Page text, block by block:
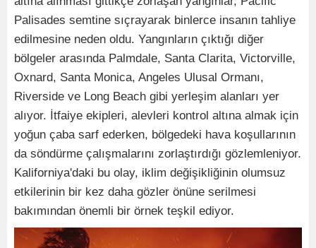
Palisades semtine sıçrayarak binlerce insanın tahliye
edilmesine neden oldu. Yangınların çıktığı diğer
bölgeler arasında Palmdale, Santa Clarita, Victorville,
Oxnard, Santa Monica, Angeles Ulusal Ormanı,
Riverside ve Long Beach gibi yerleşim alanları yer
alıyor. İtfaiye ekipleri, alevleri kontrol altına almak için
yoğun çaba sarf ederken, bölgedeki hava koşullarının
da söndürme çalışmalarını zorlaştırdığı gözlemleniyor.
Kaliforniya'daki bu olay, iklim değişikliğinin olumsuz
etkilerinin bir kez daha gözler önüne serilmesi
bakımından önemli bir örnek teşkil ediyor.